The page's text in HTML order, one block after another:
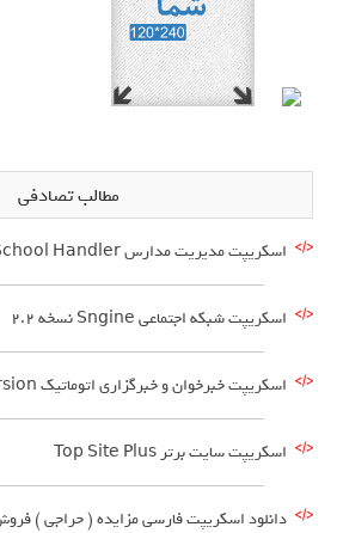
مطالب تصادفی
اسکریپت مدیریت مدارس ICAN School Handler
اسکریپت شبکه اجتماعی Sngine نسخه 2.2
اسکریپت خبرخوان و خبرگزاری اتوماتیک RSS-Script Light Version
اسکریپت سایت برتر Top Site Plus
دانلود اسکریپت فارسی مزایده ( حراجی )